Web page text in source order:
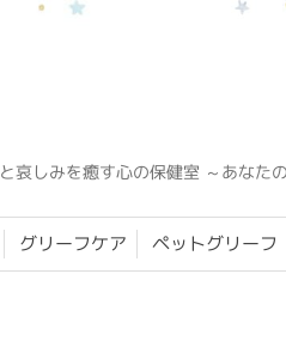
哀しみを癒す心の保健室 ～あなた
グリーフケア ペットグリーフ